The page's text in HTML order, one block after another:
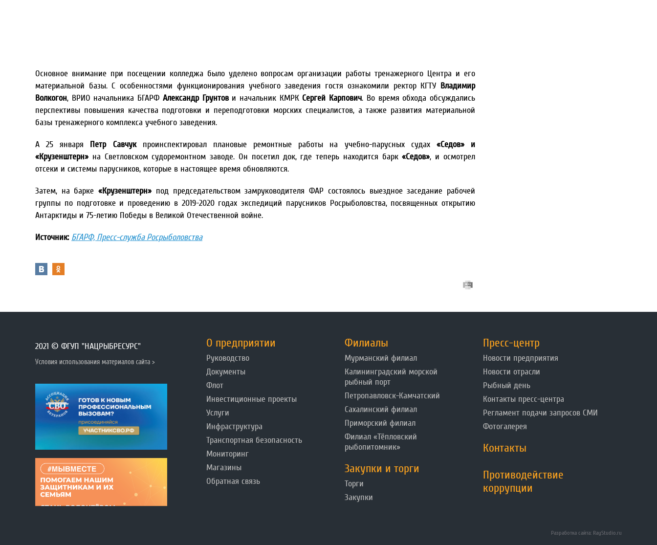
Основное внимание при посещении колледжа было уделено вопросам организации работы тренажерного Центра и его
материальной базы. С особенностями функционирования учебного заведения гостя ознакомили ректор КГТУ Владимир
Волкогон, ВРИО начальника БГАРФ Александр Грунтови начальник КМРК Сергей Карпович. Во время обхода обсуждались
перспективы повышения качества подготовки и переподготовки морских специалистов, а также развития материальной
базы тренажерного комплекса учебного заведения.
А 25 января Петр Савчукпроинспектировал плановые ремонтные работы на учебно-парусных судах «Седов» и
«Крузенштерн»на Светловском судоремонтном заводе. Он посетил док, где теперь находится барк«Седов», и осмотрел
отсеки и системы парусников, которые в настоящее время обновляются.
Затем, на барке «Крузенштерн»под председательством замруководителя ФАР состоялось выездное заседание рабочей
группы по подготовке и проведению в 2019-2020 годах экспедиций парусников Росрыболовства, посвященных открытию
Антарктиды и 75-летию Победы в Великой Отечественной войне.
Источник: БГАРФ, Пресс-служба Росрыболовства
2021 © ФГУП "НАЦРЫБРЕСУРС"
Условия использования материалов сайта >
О предприятии
Руководство
Документы
Флот
Инвестиционные проекты
Услуги
Инфраструктура
Транспортная безопасность
Мониторинг
Магазины
Обратная связь
Филиалы
Мурманский филиал
Калининградский морской
рыбный порт
Петропавловск-Камчатский
Сахалинский филиал
Приморский филиал
Филиал «Тёпловский
рыбопитомник»
Закупки и торги
Торги
Закупки
Пресс-центр
Новости предприятия
Новости отрасли
Рыбный день
Контакты пресс-центра
Регламент подачи запросов СМИ
Фотогалерея
Контакты
Противодействие
коррупции
Разработка сайта: RayStudio.ru